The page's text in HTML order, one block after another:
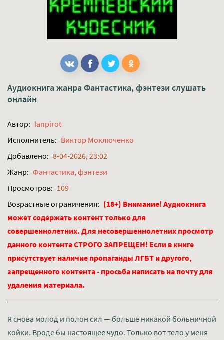
Аудиокнига жанра Фантастика, фэнтези слушать
онлайн
Автор: lanpirot
Исполнитель: Виктор Моключенко
Добавлено: 8-04-2026, 23:02
Жанр: Фантастика, фэнтези
Просмотров: 109
Возрастные ограничения: (18+) Внимание! Аудиокнига
может содержать контент только для
совершеннолетних. Для несовершеннолетних просмотр
данного контента СТРОГО ЗАПРЕЩЕН! Если в книге
присутствует наличие пропаганды ЛГБТ и другого,
запрещенного контента - просьба написать на почту для
удаления материала.
Я снова молод и полон сил — больше никакой больничной
койки. Вроде бы настоящее чудо. Только вот тело у меня